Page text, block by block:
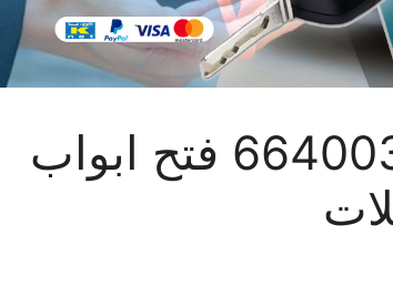
فتح سيارة العقيلة 66400366 فتح ابواب